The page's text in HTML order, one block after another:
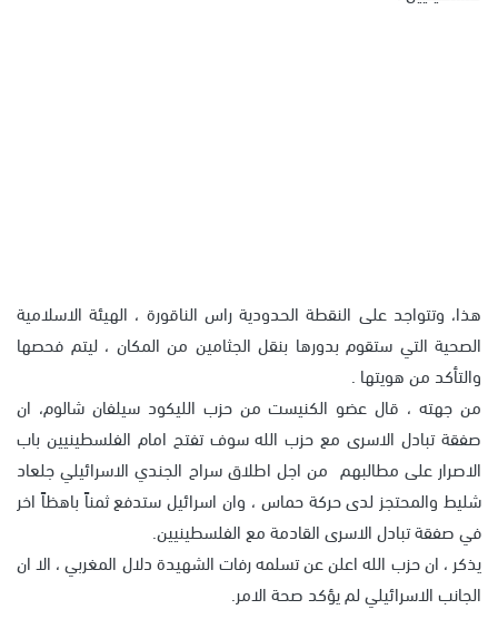
هذا، وتتواجد على النقطة الحدودية راس الناقورة ، الهيئة الاسلامية
الصحية التي ستقوم بدورها بنقل الجثامين من المكان ، ليتم فحصها
والتأكد من هويتها .
من جهته ، قال عضو الكنيست من حزب الليكود سيلفان شالوم، ان
صفقة تبادل الاسرى مع حزب الله سوف تفتح امام الفلسطينيين باب
الاصرار على مطالبهم من اجل اطلاق سراح الجندي الاسرائيلي جلعاد
شليط والمحتجز لدى حركة حماس ، وان اسرائيل ستدفع ثمناً باهظاً اخر
في صفقة تبادل الاسرى القادمة مع الفلسطينيين.
يذكر ، ان حزب الله اعلن عن تسلمه رفات الشهيدة دلال المغربي ، الا ان
الجانب الاسرائيلي لم يؤكد صحة الامر.